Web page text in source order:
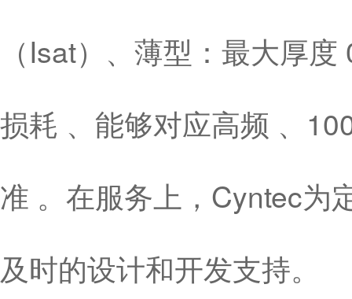
（Isat）、薄型：最大厚
损耗 、能够对应高频 、
准 。在服务上，Cyntec为
及时的设计和开发支持。